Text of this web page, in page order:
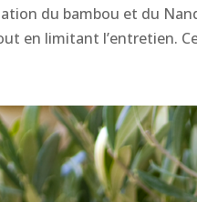
du bambou et du
en limitant l’entretien.